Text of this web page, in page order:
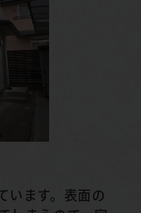
います。表面の